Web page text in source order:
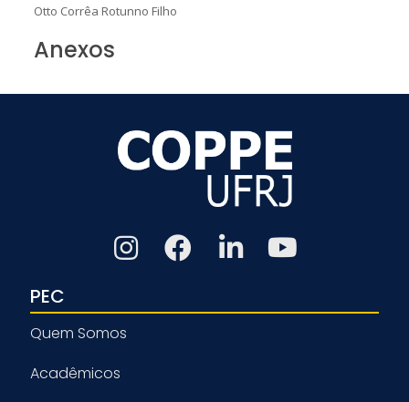
Otto Corrêa Rotunno Filho
Anexos
PEC
Quem Somos
Acadêmicos